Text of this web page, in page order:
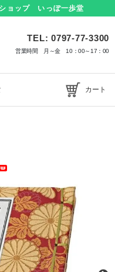
ョップ いっぽ一歩堂
TEL: 0797-77-3300
営業時間 月～金 10：00～17：00
カート